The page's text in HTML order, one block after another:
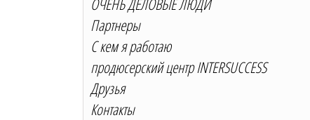
Партнеры
С кем я работаю
продюсерский центр INTERSUCCESS
Друзья
Контакты